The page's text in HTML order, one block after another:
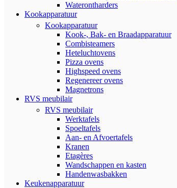
Waterontharders
Kookapparatuur
Kookapparatuur
Kook-, Bak- en Braadapparatuur
Combisteamers
Heteluchtovens
Pizza ovens
Highspeed ovens
Regenereer ovens
Magnetrons
RVS meubilair
RVS meubilair
Werktafels
Spoeltafels
Aan- en Afvoertafels
Kranen
Etagères
Wandschappen en kasten
Handenwasbakken
Keukenapparatuur